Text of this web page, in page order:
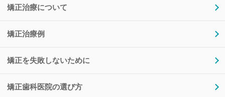
矯正治療について
矯正治療例
矯正を失敗しないために
矯正歯科医院の選び方